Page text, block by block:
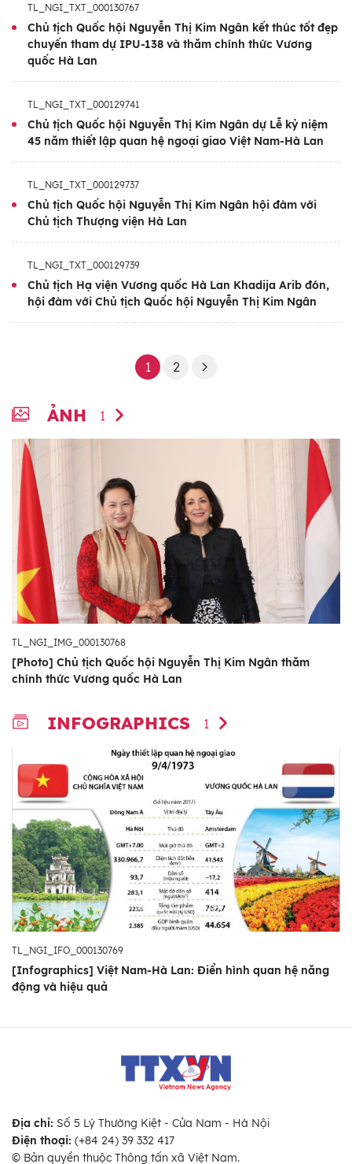
TL_NGI_TXT_000130767
Chủ tịch Quốc hội Nguyễn Thị Kim Ngân kết thúc tốt đẹp
chuyến tham dự IPU-138 và thăm chính thức Vương
quốc Hà Lan
TL_NGI_TXT_000129741
Chủ tịch Quốc hội Nguyễn Thị Kim Ngân dự Lễ kỷ niệm
45 năm thiết lập quan hệ ngoại giao Việt Nam-Hà Lan
TL_NGI_TXT_000129737
Chủ tịch Quốc hội Nguyễn Thị Kim Ngân hội đàm với
Chủ tịch Thượng viện Hà Lan
TL_NGI_TXT_000129739
Chủ tịch Hạ viện Vương quốc Hà Lan Khadija Arib đón,
hội đàm với Chủ tịch Quốc hội Nguyễn Thị Kim Ngân
1 2
ẢNH 1
TL_NGI_IMG_000130768
[Photo] Chủ tịch Quốc hội Nguyễn Thị Kim Ngân thăm
chính thức Vương quốc Hà Lan
INFOGRAPHICS 1
TL_NGI_IFO_000130769
[Infographics] Việt Nam-Hà Lan: Điển hình quan hệ năng
động và hiệu quả
Địa chỉ: Số 5 Lý Thường Kiệt - Cửa Nam - Hà Nội
Điện thoại: (+84 24) 39 332 417
© Bản quyền thuộc Thông tấn xã Việt Nam.